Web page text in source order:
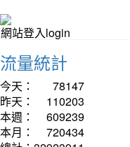
網站登入login
流量統計
今天：
78147
昨天：
110203
本週：
609239
本月：
720434